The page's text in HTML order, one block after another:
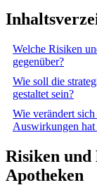
Welche Risiken
gegenüber?
Wie soll die
gestaltet sein?
Wie verändert
Auswirkungen hat
Risiken
Apotheken